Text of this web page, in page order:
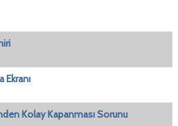
Kolay Kapanması Sorunu